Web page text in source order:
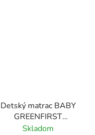
Detský matrac BABY
GREENFIRST
70x140x8 cm
Skladom